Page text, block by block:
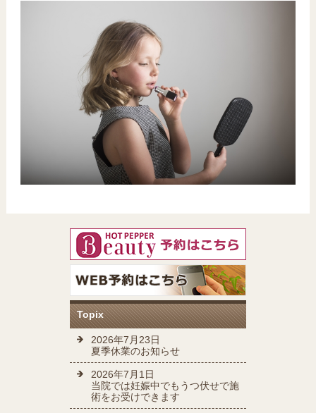
Topix
2026年7月23日
夏季休業のお知らせ
2026年7月1日
当院では妊娠中でもうつ伏せで施
術をお受けできます